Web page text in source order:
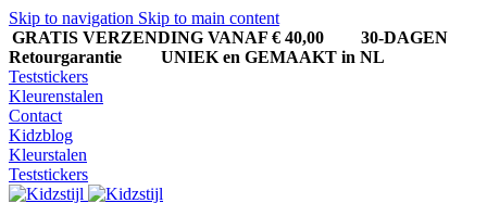
Skip to navigation Skip to main content
GRATIS VERZENDING VANAF € 40,00
30-DAGEN
Retourgarantie UNIEK en GEMAAKT in NL
Teststickers
Kleurenstalen
Contact
Kidzblog
Kleurstalen
Teststickers